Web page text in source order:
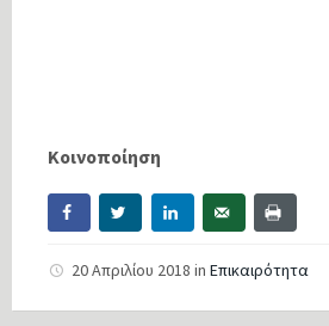
Κοινοποίηση
20 Απριλίου 2018 in Επικαιρότητα